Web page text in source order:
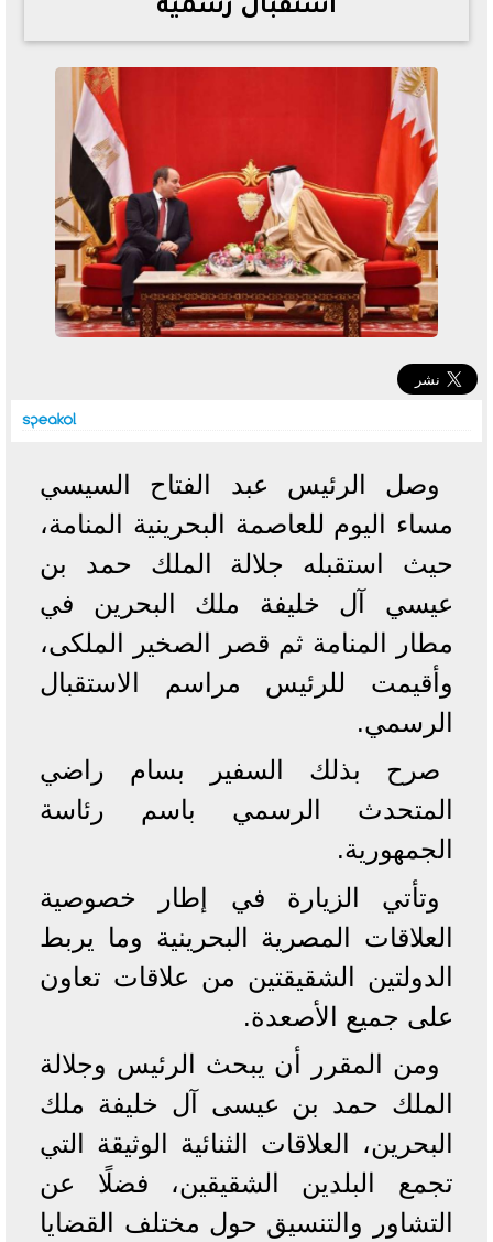
تصرف مثير من ميسي ونجوم الأرجنتين قبل مواجهة مصر
تحسن حالة فضل شاكر الصحية وخروجه من المستشفى |
تفاصيل
أسعار الحديد والأسمنت اليوم الإثنين 6 - 7 - 2026
استقبال رسمية
وصل الرئيس عبد الفتاح السيسي
مساء اليوم للعاصمة البحرينية المنامة،
حيث استقبله جلالة الملك حمد بن
عيسي آل خليفة ملك البحرين في
مطار المنامة ثم قصر الصخير الملكى،
وأقيمت للرئيس مراسم الاستقبال
الرسمي.
صرح بذلك السفير بسام راضي
المتحدث الرسمي باسم رئاسة
الجمهورية.
وتأتي الزيارة في إطار خصوصية
العلاقات المصرية البحرينية وما يربط
الدولتين الشقيقتين من علاقات تعاون
على جميع الأصعدة.
ومن المقرر أن يبحث الرئيس وجلالة
الملك حمد بن عيسى آل خليفة ملك
البحرين، العلاقات الثنائية الوثيقة التي
تجمع البلدين الشقيقين، فضلًا عن
التشاور والتنسيق حول مختلف القضايا